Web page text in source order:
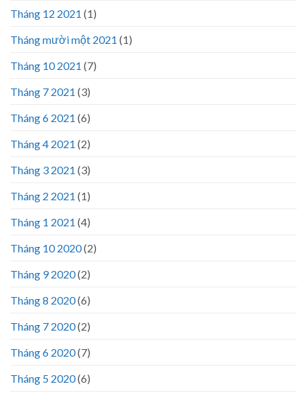
Tháng 12 2021 (1)
Tháng mười một 2021 (1)
Tháng 10 2021 (7)
Tháng 7 2021 (3)
Tháng 6 2021 (6)
Tháng 4 2021 (2)
Tháng 3 2021 (3)
Tháng 2 2021 (1)
Tháng 1 2021 (4)
Tháng 10 2020(2)
Tháng 9 2020(2)
Tháng 8 2020(6)
Tháng 7 2020(2)
Tháng 6 2020(7)
Tháng 5 2020(6)